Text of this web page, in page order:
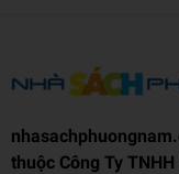
thuộc Công Ty